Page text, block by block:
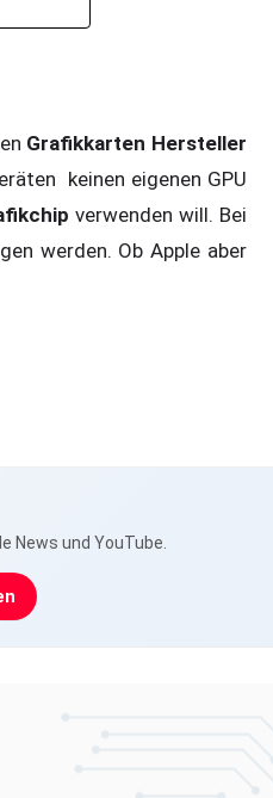
Grafikkarten Hersteller
keinen eigenen GPU
verwenden will. Bei
werden. Ob Apple aber
News und YouTube.